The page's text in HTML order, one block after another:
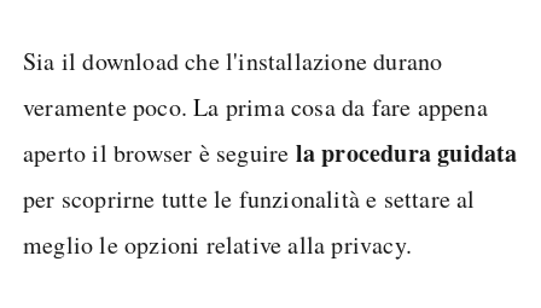
Sia il download che l'installazione durano
veramente poco. La prima cosa da fare appena
aperto il browser è seguire la procedura guidata
per scoprirne tutte le funzionalità e settare al
meglio le opzioni relative alla privacy.